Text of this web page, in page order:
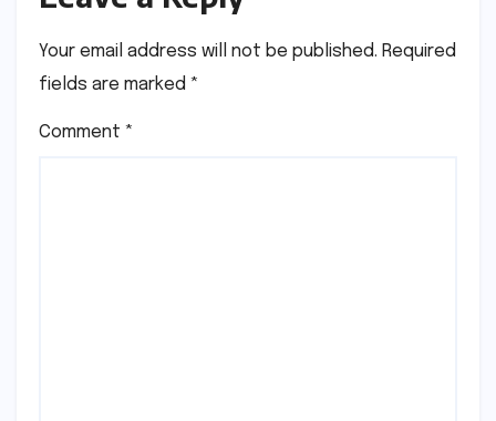
Your email address will not be published. Required
fields are marked *
Comment *